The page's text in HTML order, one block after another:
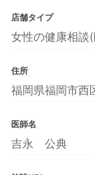
店舗タイプ
女性の健康相談
住所
福岡県福岡市西
医師名
吉永 公典